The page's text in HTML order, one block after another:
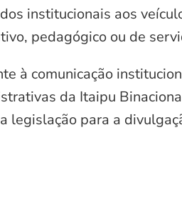
institucionais aos
pedagógico ou de
à comunicação
da Itaipu
legislação para a